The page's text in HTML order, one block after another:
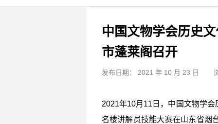
学会简介
章程制度
领导成员
理事名单
专家委员会
学术专家
学会会标
学会年鉴 学会动态
文物要闻
中国文物学会历史
市蓬莱阁召开
发布日期： 2021 年 10 月 23 日
2021年10月11日，中国文物学
名楼讲解员技能大赛在山东省烟